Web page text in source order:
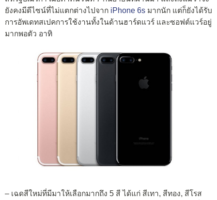
ยังคงมีดีไซน์ที่ไม่แตกต่างไปจาก iPhone 6s มากนัก แต่ก็ยังได้รับ
การอัพเดทสเปคการใช้งานทั้งในด้านฮาร์ดแวร์ และซอฟต์แวร์อยู่
มากพอตัว อาทิ
– เฉดสีใหม่ที่มีมาให้เลือกมากถึง 5 สี ได้แก่ สีเทา, สีทอง, สีโรส